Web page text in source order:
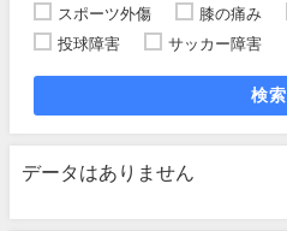
スポーツ外傷
膝の痛み
投球障害
サッカー障害
検索
データはありません